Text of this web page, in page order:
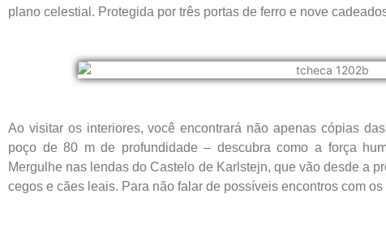
plano celestial. Protegida por três portas de ferro e nove
Ao visitar os interiores, você encontrará não apenas cópias
poço de 80 m de profundidade – descubra como a força
Mergulhe nas lendas do Castelo de Karlstejn, que vão desde a
cegos e cães leais. Para não falar de possíveis encontros com